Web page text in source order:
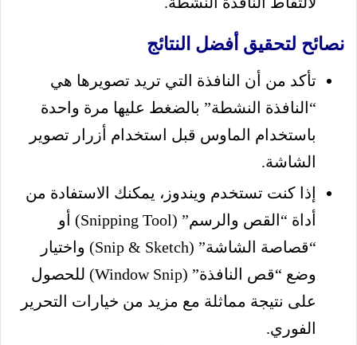
نصائح لتحقيق أفضل النتائج
تأكد من أن النافذة التي تريد تصويرها هي
“النافذة النشطة” بالضغط عليها مرة واحدة
باستخدام الماوس قبل استخدام أزرار تصوير
الشاشة.
إذا كنت تستخدم ويندوز، يمكنك الاستفادة من
أداة “القص والرسم” (Snipping Tool) أو
“قصاصة الشاشة” (Snip & Sketch) واختيار
وضع “قص النافذة” (Window Snip) للحصول
على نتيجة مماثلة مع مزيد من خيارات التحرير
الفوري.